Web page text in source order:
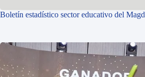
Boletín estadístico sector educativo del